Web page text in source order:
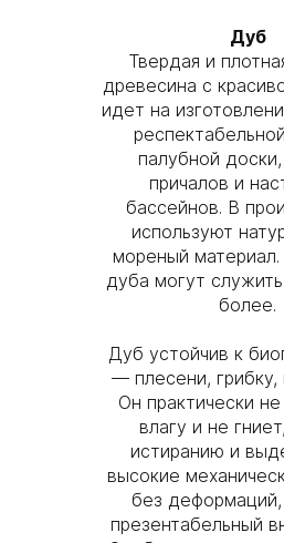
Дуб
Твердая и
древесина с
идет на
палубной
причалов и
бассейнов. В
используют
мореный
дуба могут
более.
Дуб устойчив к
— плесени,
Он практически
влагу и не
истиранию и
высокие
без деформаций,
презентабельный